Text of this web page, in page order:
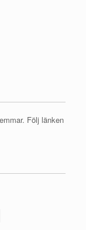
Följ länken